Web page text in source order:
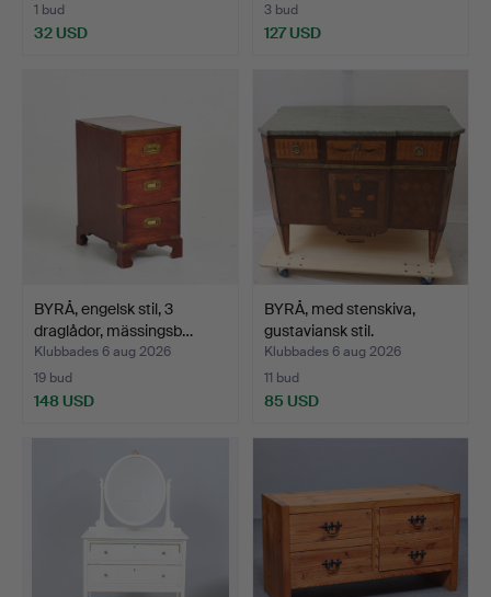
1 bud
32 USD
3 bud
127 USD
BYRÅ, engelsk stil, 3
draglådor, mässingsb…
Klubbades 6 aug 2026
19 bud
148 USD
BYRÅ, med stenskiva,
gustaviansk stil.
Klubbades 6 aug 2026
11 bud
85 USD